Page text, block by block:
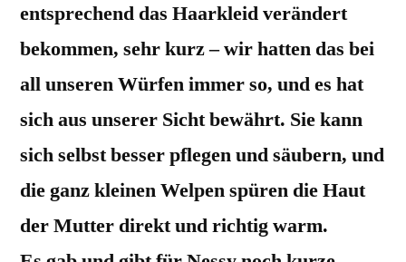
entsprechend das Haarkleid verändert
bekommen, sehr kurz – wir hatten das bei
all unseren Würfen immer so, und es hat
sich aus unserer Sicht bewährt. Sie kann
sich selbst besser pflegen und säubern, und
die ganz kleinen Welpen spüren die Haut
der Mutter direkt und richtig warm.